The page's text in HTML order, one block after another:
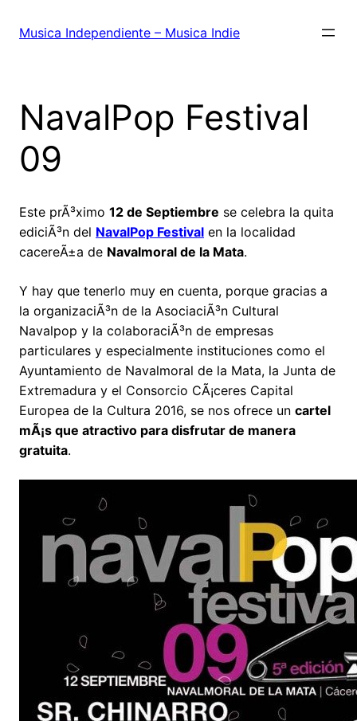
Musica Independiente – Musica Indie
NavalPop Festival
09
Este prÃ³ximo 12 de Septiembre se celebra la quita
ediciÃ³n del NavalPop Festival en la localidad
cacereÃ±a de Navalmoral de la Mata.
Y hay que tenerlo muy en cuenta, porque gracias a
la organizaciÃ³n de la AsociaciÃ³n Cultural
Navalpop y la colaboraciÃ³n de empresas
particulares y especialmente instituciones como el
Ayuntamiento de Navalmoral de la Mata, la Junta de
Extremadura y el Consorcio CÃ¡ceres Capital
Europea de la Cultura 2016, se nos ofrece un cartel
mÃ¡s que atractivo para disfrutar de manera
gratuita.